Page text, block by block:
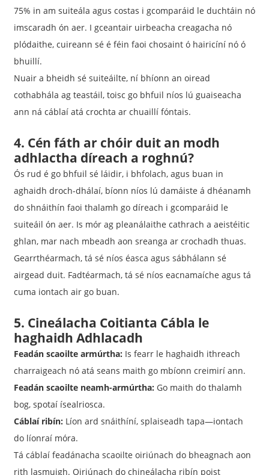
75% in am suiteála agus costas i gcomparáid le duchtáin nó
imscaradh ón aer. I gceantair uirbeacha creagacha nó
plódaithe, cuireann sé é féin faoi chosaint ó hairicíní nó ó
bhuillí.
Nuair a bheidh sé suiteáilte, ní bhíonn an oiread
cothabhála ag teastáil, toisc go bhfuil níos lú guaiseacha
ann ná cáblaí atá crochta ar chuaillí fóntais.
4. Cén fáth ar chóir duit an modh
adhlactha díreach a roghnú?
Ós rud é go bhfuil sé láidir, i bhfolach, agus buan in
aghaidh droch-dhálaí, bíonn níos lú damáiste á dhéanamh
do shnáithín faoi thalamh go díreach i gcomparáid le
suiteáil ón aer. Is mór ag pleanálaithe cathrach a aeistéitic
ghlan, mar nach mbeadh aon sreanga ar crochadh thuas.
Gearrthéarmach, tá sé níos éasca agus sábhálann sé
airgead duit. Fadtéarmach, tá sé níos eacnamaíche agus tá
cuma iontach air go buan.
5. Cineálacha Coitianta Cábla le
haghaidh Adhlacadh
Feadán scaoilte armúrtha: Is fearr le haghaidh ithreach
charraigeach nó atá seans maith go mbíonn creimirí ann.
Feadán scaoilte neamh-armúrtha: Go maith do thalamh
bog, spotaí ísealriosca.
Cáblaí ribín: Líon ard snáithíní, splaiseadh tapa—iontach
do líonraí móra.
Tá cáblaí feadánacha scaoilte oiriúnach do bheagnach aon
rith lasmuigh. Oiriúnach do chineálacha ribín poist